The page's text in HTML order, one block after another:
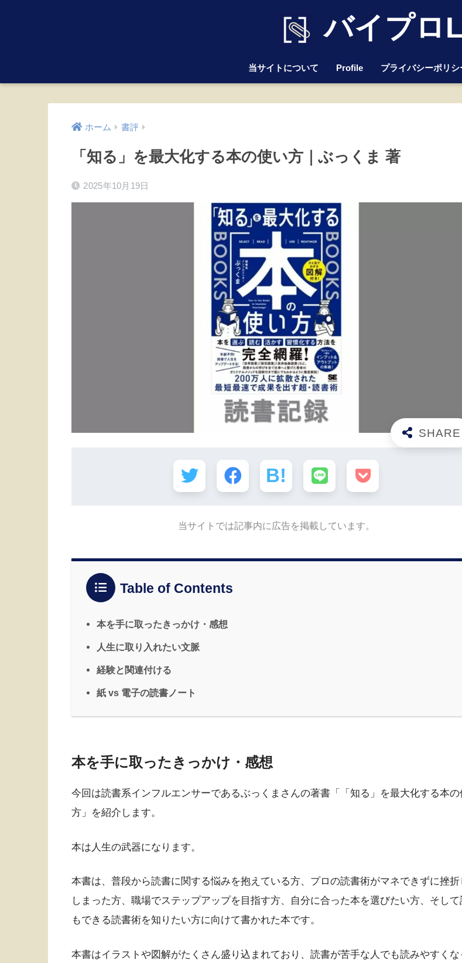
バイプロ
当サイトについて Profile プライバシーポリシ
ホーム 書評
「知る」を最大化する本の使い方｜ぶっくま 著
2025年10月19日
当サイトでは記事内に広告を掲載しています。
Table of Contents
本を手に取ったきっかけ・感想
人生に取り入れたい文脈
経験と関連付ける
紙 vs 電子の読書ノート
本を手に取ったきっかけ・感想
今回は読書系インフルエンサーであるぶっくまさんの著書「「知る」を最大化する本の
方」を紹介します。
本は人生の武器になります。
本書は、普段から読書に関する悩みを抱えている方、プロの読書術がマネできずに挫折
しまった方、職場でステップアップを目指す方、自分に合った本を選びたい方、そして
もできる読書術を知りたい方に向けて書かれた本です。
本書はイラストや図解がたくさん盛り込まれており、読書が苦手な人でも読みやすくな